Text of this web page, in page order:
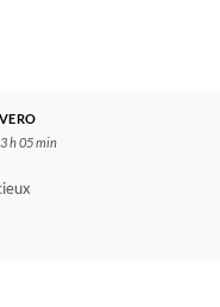
h 05 min